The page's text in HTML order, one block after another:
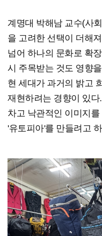
계명대 박해남 교수(사
을 고려한 선택이 더해
넘어 하나의 문화로 확
시 주목받는 것도 영향
현 세대가 과거의 밝고
재현하려는 경향이 있다
차고 낙관적인 이미지
'유토피아'를 만들려고